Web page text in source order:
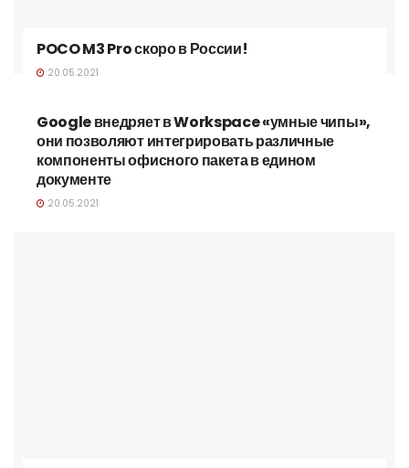
POCO M3 Pro скоро в России!
20.05.2021
Google внедряет в Workspace «умные чипы»,
они позволяют интегрировать различные
компоненты офисного пакета в едином
документе
20.05.2021